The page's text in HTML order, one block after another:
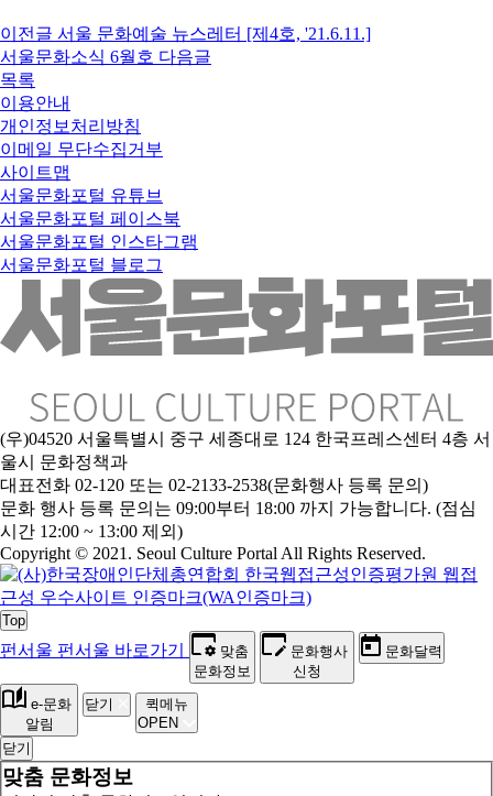
이전글 서울 문화예술 뉴스레터 [제4호, '21.6.11.]
서울문화소식 6월호 다음글
목록
이용안내
개인정보처리방침
이메일 무단수집거부
사이트맵
서울문화포털 유튜브
서울문화포털 페이스북
서울문화포털 인스타그램
서울문화포털 블로그
(우)04520 서울특별시 중구 세종대로 124 한국프레스센터 4층 서
울시 문화정책과
대표전화 02-120 또는 02-2133-2538(문화행사 등록 문의)
문화 행사 등록 문의는 09:00부터 18:00 까지 가능합니다. (점심
시간 12:00 ~ 13:00 제외)
Copyright © 2021. Seoul Culture Portal All Rights Reserved.
Top
펀서울 펀서울 바로가기
맞춤
문화정보
문화행사
신청
문화달력
e-문화
알림
닫기
퀵메뉴
OPEN
닫기
맞춤 문화정보